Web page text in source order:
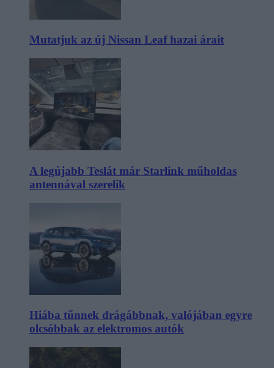
Mutatjuk az új Nissan Leaf hazai árait
A legújabb Teslát már Starlink műholdas
antennával szerelik
Hiába tűnnek drágábbnak, valójában egyre
olcsóbbak az elektromos autók